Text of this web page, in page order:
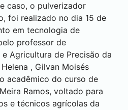
caso, o pulverizador
foi realizado no dia 15 de
em tecnologia de
professor de
Agricultura de Precisão da
, Gilvan Moisés
acadêmico do curso de
Ramos, voltado para
e técnicos agrícolas da